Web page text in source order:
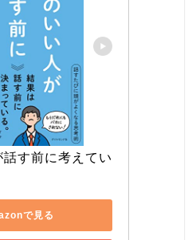
す前に考えてい
で見る